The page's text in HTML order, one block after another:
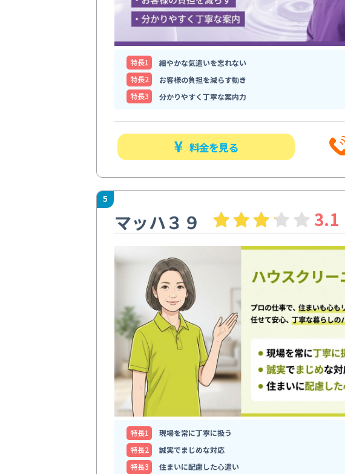
特⻑1
細やかな気遣いを忘れない
特⻑2
お客様の負担を減らす動き
特⻑3
分かりやすく丁寧な案内力
料金を見る
5
マッハ３９ 3.1
特⻑1
現場を常に丁寧に扱う
特⻑2
誠実でまじめな対応
特⻑3
住まいに配慮した心遣い